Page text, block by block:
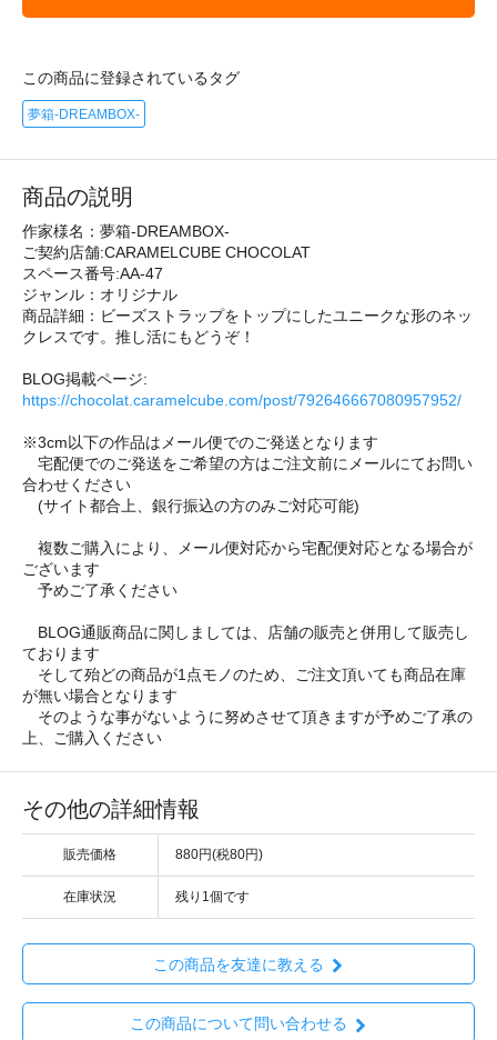
この商品に登録されているタグ
夢箱-DREAMBOX-
商品の説明
作家様名：夢箱-DREAMBOX-
ご契約店舗:CARAMELCUBE CHOCOLAT
スペース番号:AA-47
ジャンル：オリジナル
商品詳細：ビーズストラップをトップにしたユニークな形のネッ
クレスです。推し活にもどうぞ！
BLOG掲載ページ:
https://chocolat.caramelcube.com/post/792646667080957952/
※3cm以下の作品はメール便でのご発送となります
宅配便でのご発送をご希望の方はご注文前にメールにてお問い
合わせください
(サイト都合上、銀行振込の方のみご対応可能)
複数ご購入により、メール便対応から宅配便対応となる場合が
ございます
予めご了承ください
BLOG通販商品に関しましては、店舗の販売と併用して販売し
ております
そして殆どの商品が1点モノのため、ご注文頂いても商品在庫
が無い場合となります
そのような事がないように努めさせて頂きますが予めご了承の
上、ご購入ください
その他の詳細情報
販売価格 880円(税80円)
在庫状況 残り1個です
この商品を友達に教える
この商品について問い合わせる